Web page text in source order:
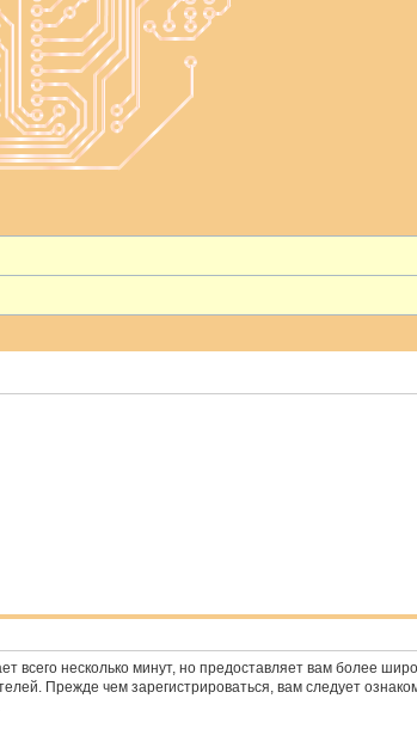
несколько минут, но предоставляет вам более
Прежде чем зарегистрироваться, вам следует